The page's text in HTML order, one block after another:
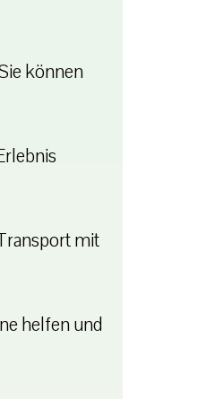
können
mit
helfen und